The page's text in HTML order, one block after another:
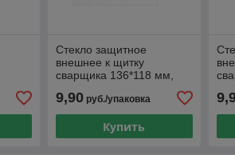
Стекло защитное
внешнее к щитку
сварщика 136*118 мм,
SOLARIS (для Solaris
ASF71
9,90руб./упаковка
Купить